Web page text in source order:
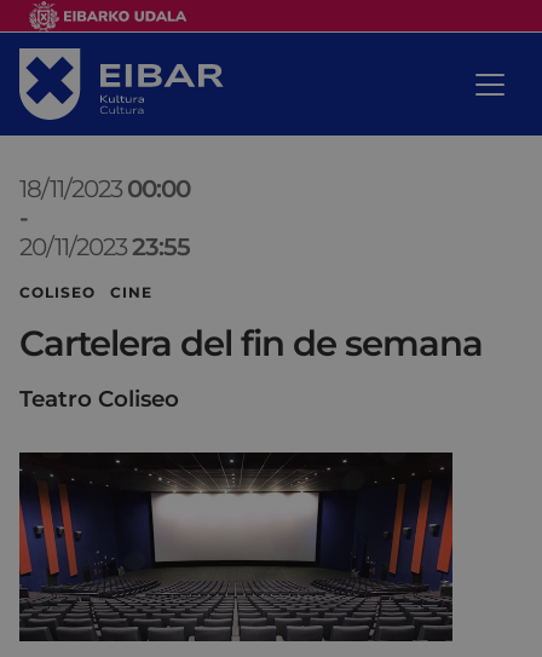
18/11/2023 00:00
-
20/11/202323:55
COLISEO CINE
Cartelera del fin de semana
Teatro Coliseo